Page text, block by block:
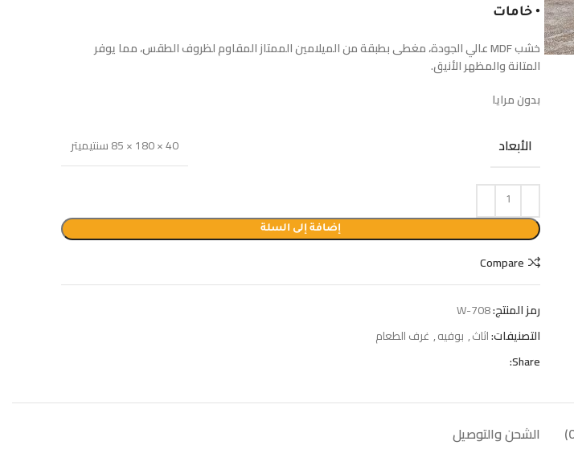
• خامات
خشب MDF عالي الجودة، مغطى بطبقة من الميلامين الممتاز المقاوم لظروف الطقس، مما يوفر
المتانة والمظهر الأنيق.
بدون مرايا
الأبعاد 40 × 180 × 85 سنتيميتر
إضافة إلى السلة
Compare
رمز المنتج:W-708
التصنيفات:اثاث, بوفيه, غرف الطعام
Share:
الشحن والتوصيل